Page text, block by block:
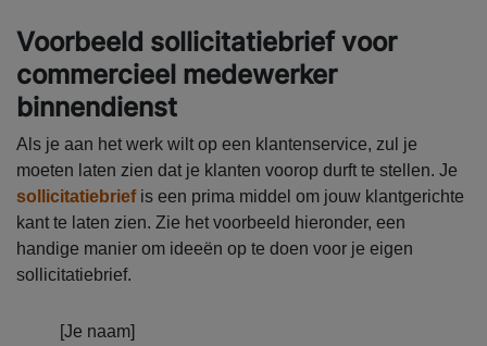
Voorbeeld sollicitatiebrief voor
commercieel medewerker
binnendienst
Als je aan het werk wilt op een klantenservice, zul je
moeten laten zien dat je klanten voorop durft te stellen. Je
sollicitatiebriefis een prima middel om jouw klantgerichte
kant te laten zien. Zie het voorbeeld hieronder, een
handige manier om ideeën op te doen voor je eigen
sollicitatiebrief.
[Je naam]